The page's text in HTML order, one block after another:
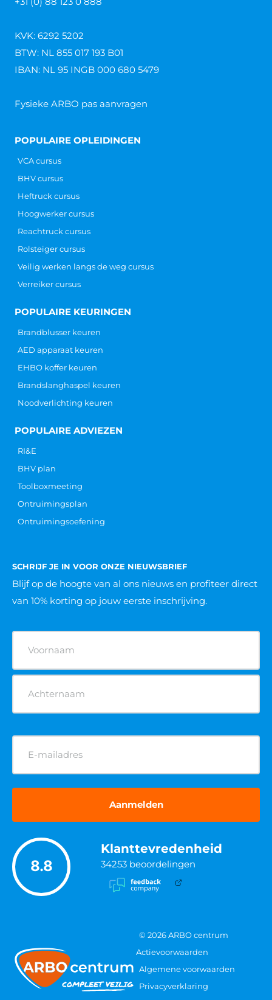
KVK: 6292 5202
BTW: NL 855 017 193 B01
IBAN: NL 95 INGB 000 680 5479
Fysieke ARBO pas aanvragen
POPULAIRE OPLEIDINGEN
VCA cursus
BHV cursus
Heftruck cursus
Hoogwerker cursus
Reachtruck cursus
Rolsteiger cursus
Veilig werken langs de weg cursus
Verreiker cursus
POPULAIRE KEURINGEN
Brandblusser keuren
AED apparaat keuren
EHBO koffer keuren
Brandslanghaspel keuren
Noodverlichting keuren
POPULAIRE ADVIEZEN
RI&E
BHV plan
Toolboxmeeting
Ontruimingsplan
Ontruimingsoefening
SCHRIJF JE IN VOOR ONZE NIEUWSBRIEF
Blijf op de hoogte van al ons nieuws en profiteer direct
van 10% korting op jouw eerste inschrijving.
(Vereist)
E-
mailadres
(Vereist)
8.8
Klanttevredenheid
34253 beoordelingen
© 2026 ARBO centrum
Actievoorwaarden
Algemene voorwaarden
Privacyverklaring